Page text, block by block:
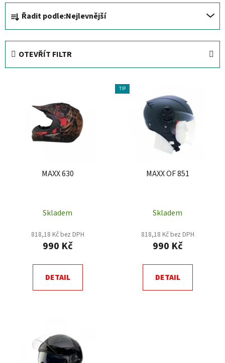
Ř
a
z
Řadit podle:Nejlevnější
OTEVŘÍT FILTR
MAXX 630
Skladem
818,18 Kč bez DPH
990 Kč
DETAIL
TIP
MAXX OF 851
Skladem
818,18 Kč bez DPH
990 Kč
DETAIL